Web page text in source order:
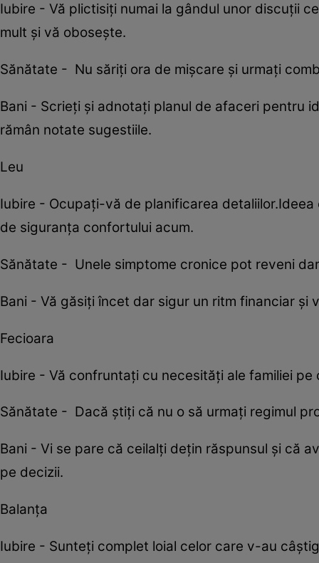
Iubire - Vă plictisiţi numai la gândul unor discuţii
mult și vă obosește.
Sănătate - Nu săriţi ora de mişcare şi urmaţi
Bani - Scrieţi şi adnotaţi planul de afaceri pentru
rămân notate sugestiile.
Leu
Iubire - Ocupaţi-vă de planificarea
de siguranţa confortului acum.
Sănătate - Unele simptome cronice pot reveni
Bani - Vă găsiţi încet dar sigur un ritm financiar
Fecioara
Iubire - Vă confruntaţi cu necesităţi ale familiei
Sănătate - Dacă ştiţi că nu o să urmaţi regimul
Bani - Vi se pare că ceilalţi deţin răspunsul şi că
pe decizii.
Balanța
Iubire - Sunteți complet loial celor care v-au